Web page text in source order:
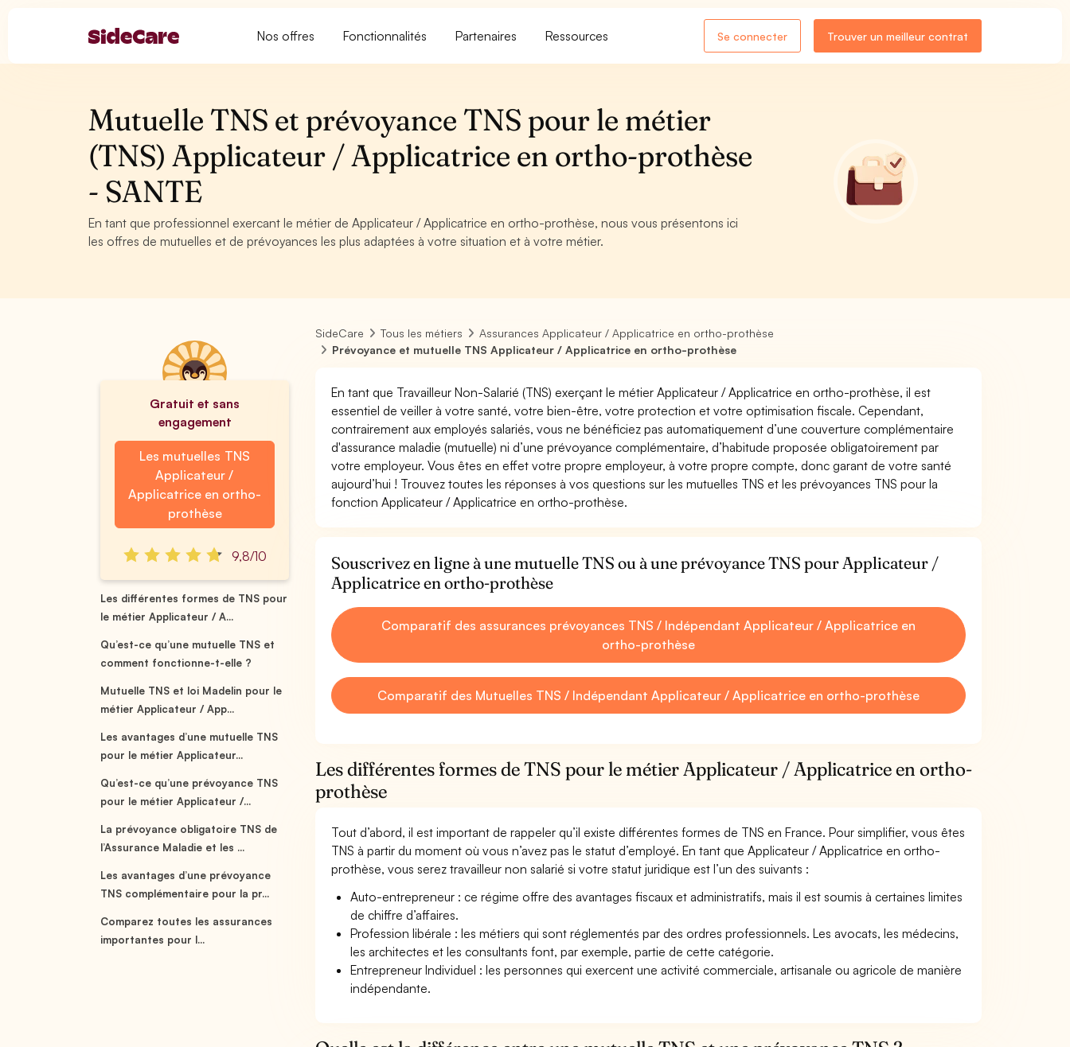
Nos offres Fonctionnalités Partenaires Ressources Se connecter Trouver un meilleur contrat
Mutuelle TNS et prévoyance TNS pour le métier
(TNS) Applicateur / Applicatrice en ortho-prothèse
- SANTE
En tant que professionnel exercant le métier de Applicateur / Applicatrice en ortho-prothèse, nous vous présentons ici
les offres de mutuelles et de prévoyances les plus adaptées à votre situation et à votre métier.
Gratuit et sans
engagement
Les mutuelles TNS
Applicateur /
Applicatrice en ortho-
prothèse
9,8/10
Les différentes formes de TNS pour
le métier Applicateur / A...
Qu’est-ce qu’une mutuelle TNS et
comment fonctionne-t-elle ?
Mutuelle TNS et loi Madelin pour le
métier Applicateur / App...
Les avantages d’une mutuelle TNS
pour le métier Applicateur...
Qu’est-ce qu’une prévoyance TNS
pour le métier Applicateur /...
La prévoyance obligatoire TNS de
l’Assurance Maladie et les ...
Les avantages d’une prévoyance
TNS complémentaire pour la pr...
Comparez toutes les assurances
importantes pour l...
SideCare Tous les métiers
Assurances Applicateur / Applicatrice en ortho-prothèse
Prévoyance et mutuelle TNS Applicateur / Applicatrice en ortho-prothèse
En tant que Travailleur Non-Salarié (TNS) exerçant le métier Applicateur / Applicatrice en ortho-prothèse, il est
essentiel de veiller à votre santé, votre bien-être, votre protection et votre optimisation fiscale. Cependant,
contrairement aux employés salariés, vous ne bénéficiez pas automatiquement d’une couverture complémentaire
d'assurance maladie (mutuelle) ni d’une prévoyance complémentaire, d’habitude proposée obligatoirement par
votre employeur. Vous êtes en effet votre propre employeur, à votre propre compte, donc garant de votre santé
aujourd’hui ! Trouvez toutes les réponses à vos questions sur les mutuelles TNS et les prévoyances TNS pour la
fonction Applicateur / Applicatrice en ortho-prothèse.
Souscrivez en ligne à une mutuelle TNS ou à une prévoyance TNS pour Applicateur /
Applicatrice en ortho-prothèse
Comparatif des assurances prévoyances TNS / Indépendant Applicateur / Applicatrice en
ortho-prothèse
Comparatif des Mutuelles TNS / Indépendant Applicateur / Applicatrice en ortho-prothèse
Les différentes formes de TNS pour le métier Applicateur / Applicatrice en ortho-
prothèse
Tout d’abord, il est important de rappeler qu’il existe différentes formes de TNS en France. Pour simplifier, vous êtes
TNS à partir du moment où vous n’avez pas le statut d’employé. En tant que Applicateur / Applicatrice en ortho-
prothèse, vous serez travailleur non salarié si votre statut juridique est l’un des suivants :
Auto-entrepreneur : ce régime offre des avantages fiscaux et administratifs, mais il est soumis à certaines limites
de chiffre d’affaires.
Profession libérale : les métiers qui sont réglementés par des ordres professionnels. Les avocats, les médecins,
les architectes et les consultants font, par exemple, partie de cette catégorie.
Entrepreneur Individuel : les personnes qui exercent une activité commerciale, artisanale ou agricole de manière
indépendante.